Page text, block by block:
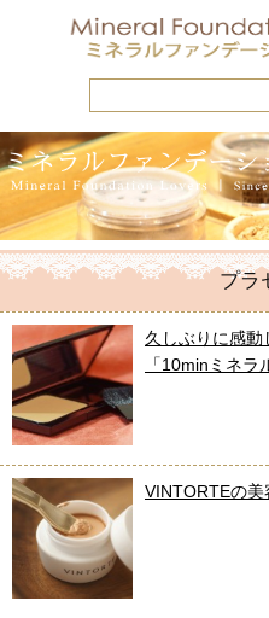
プラ
久しぶりに感
「10minミネラ
VINTORTEの